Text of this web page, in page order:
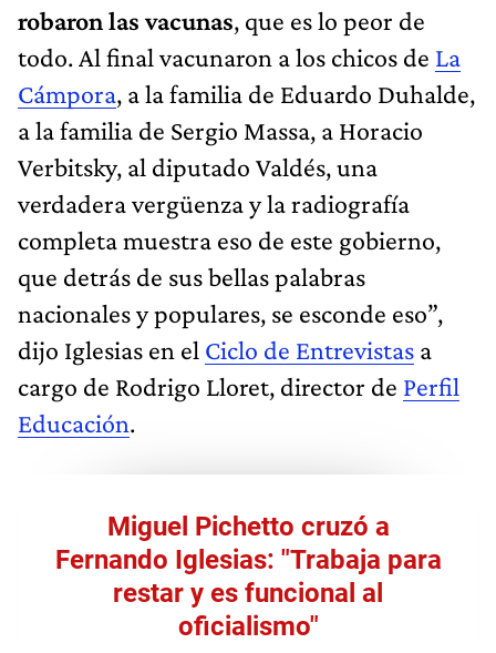
robaron las vacunas, que es lo peor de
todo. Al final vacunaron a los chicos de La
Cámpora, a la familia de Eduardo Duhalde,
a la familia de Sergio Massa, a Horacio
Verbitsky, al diputado Valdés, una
verdadera vergüenza y la radiografía
completa muestra eso de este gobierno,
que detrás de sus bellas palabras
nacionales y populares, se esconde eso”,
dijo Iglesias en el Ciclo de Entrevistas a
cargo de Rodrigo Lloret, director de Perfil
Educación.
Miguel Pichetto cruzó a
Fernando Iglesias: "Trabaja para
restar y es funcional al
oficialismo"